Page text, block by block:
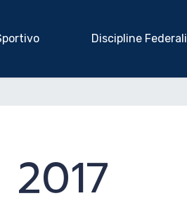
Discipline Federali
2017